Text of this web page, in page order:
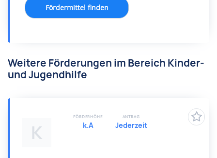
Fördermittel finden
Weitere Förderungen im Bereich Kinder-
und Jugendhilfe
K
FÖRDERHÖHE
k.A
ANTRAG
Jederzeit